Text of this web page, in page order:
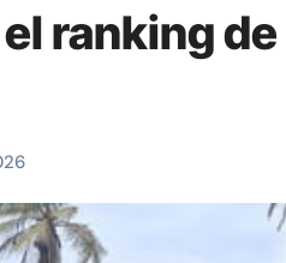
ranking